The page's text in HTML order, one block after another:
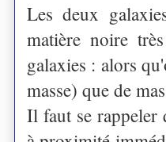
Les deux
matière noire
galaxies : alors
masse) que de
Il faut se rappeler